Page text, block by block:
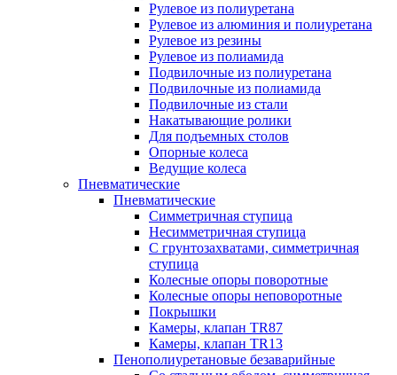
Рулевое из полиуретана
Рулевое из алюминия и полиуретана
Рулевое из резины
Рулевое из полиамида
Подвилочные из полиуретана
Подвилочные из полиамида
Подвилочные из стали
Накатывающие ролики
Для подъемных столов
Опорные колеса
Ведущие колеса
Пневматические
Пневматические
Симметричная ступица
Несимметричная ступица
С грунтозахватами, симметричная
ступица
Колесные опоры поворотные
Колесные опоры неповоротные
Покрышки
Камеры, клапан TR87
Камеры, клапан TR13
Пенополиуретановые безаварийные